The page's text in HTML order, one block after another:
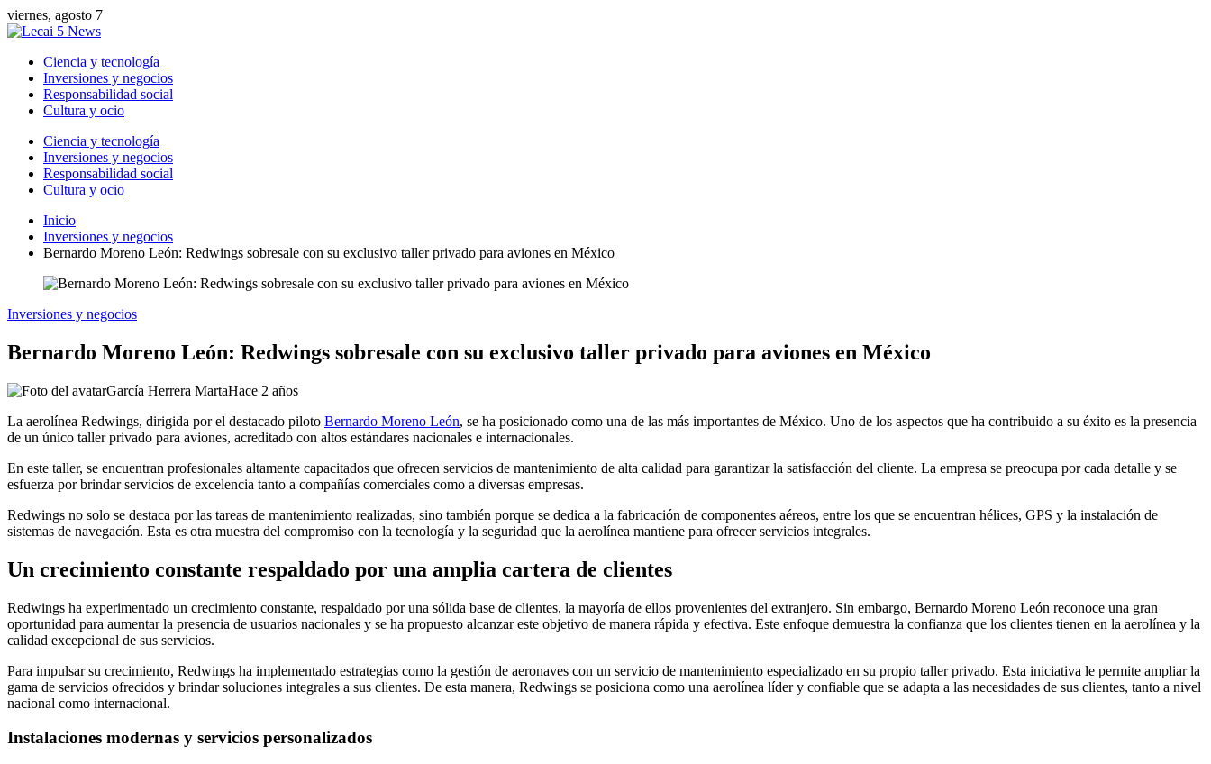
viernes, agosto 7
Ciencia y tecnología
Inversiones y negocios
Responsabilidad social
Cultura y ocio
Ciencia y tecnología
Inversiones y negocios
Responsabilidad social
Cultura y ocio
Inicio
Inversiones y negocios
Bernardo Moreno León: Redwings sobresale con su exclusivo taller privado para aviones en México
Inversiones y negocios
Bernardo Moreno León: Redwings sobresale con su exclusivo taller privado para aviones en México
García Herrera MartaHace 2 años
La aerolínea Redwings, dirigida por el destacado piloto Bernardo Moreno León, se ha posicionado como una de las más importantes de México. Uno de los aspectos que ha contribuido a su éxito es la presencia
de un único taller privado para aviones, acreditado con altos estándares nacionales e internacionales.
En este taller, se encuentran profesionales altamente capacitados que ofrecen servicios de mantenimiento de alta calidad para garantizar la satisfacción del cliente. La empresa se preocupa por cada detalle y se
esfuerza por brindar servicios de excelencia tanto a compañías comerciales como a diversas empresas.
Redwings no solo se destaca por las tareas de mantenimiento realizadas, sino también porque se dedica a la fabricación de componentes aéreos, entre los que se encuentran hélices, GPS y la instalación de
sistemas de navegación. Esta es otra muestra del compromiso con la tecnología y la seguridad que la aerolínea mantiene para ofrecer servicios integrales.
Un crecimiento constante respaldado por una amplia cartera de clientes
Redwings ha experimentado un crecimiento constante, respaldado por una sólida base de clientes, la mayoría de ellos provenientes del extranjero. Sin embargo, Bernardo Moreno León reconoce una gran
oportunidad para aumentar la presencia de usuarios nacionales y se ha propuesto alcanzar este objetivo de manera rápida y efectiva. Este enfoque demuestra la confianza que los clientes tienen en la aerolínea y la
calidad excepcional de sus servicios.
Para impulsar su crecimiento, Redwings ha implementado estrategias como la gestión de aeronaves con un servicio de mantenimiento especializado en su propio taller privado. Esta iniciativa le permite ampliar la
gama de servicios ofrecidos y brindar soluciones integrales a sus clientes. De esta manera, Redwings se posiciona como una aerolínea líder y confiable que se adapta a las necesidades de sus clientes, tanto a nivel
nacional como internacional.
Instalaciones modernas y servicios personalizados